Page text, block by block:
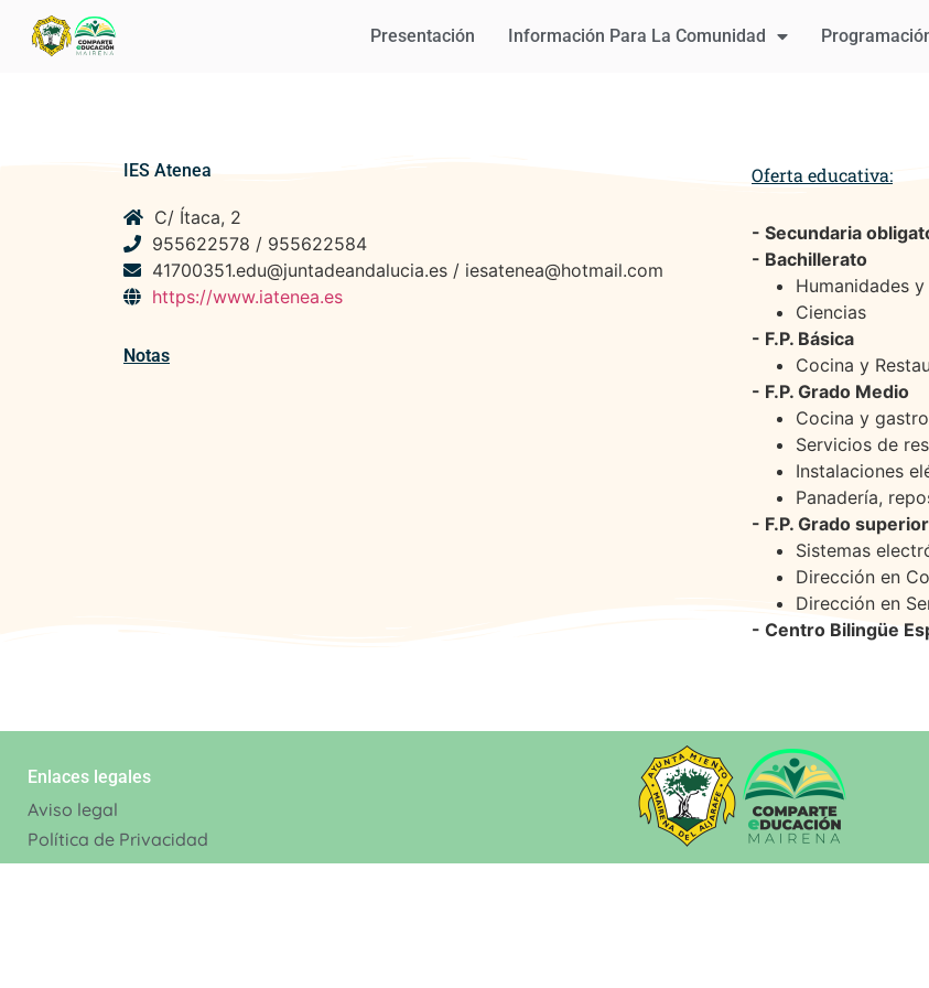
Presentación Información Para La Comunidad
IES Atenea
C/ Ítaca, 2
955622578 / 955622584
41700351.edu@juntadeandalucia.es / iesatenea@hotmail.com
https://www.iatenea.es
Notas
Oferta educativa:
- Secundaria
- Bachillerato
Humanidades
Ciencias
- F.P. Básica
Cocina y
- F.P. Grado Medio
Cocina y
Servicios de
Instalaciones
Panadería,
- F.P. Grado superior
Sistemas
Dirección en
Dirección en
- Centro Bilingüe
Enlaces legales
Aviso legal
Política de Privacidad